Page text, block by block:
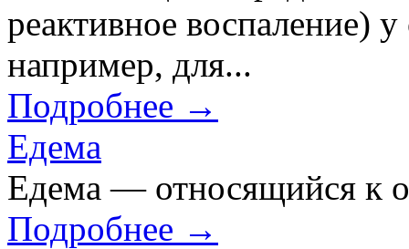
реактивное воспаление)
например, для...
Подробнее →
Едема
Едема — относящийся к
Подробнее →